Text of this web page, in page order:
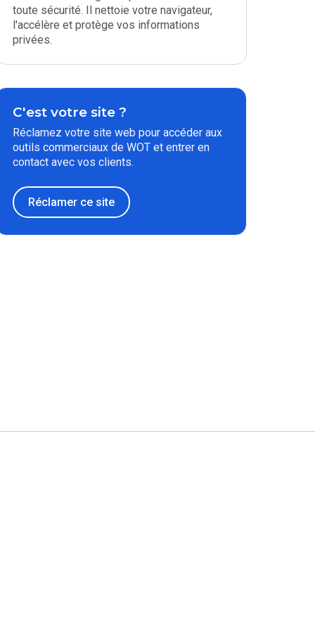
toute sécurité. Il nettoie votre navigateur,
l'accélère et protège vos informations
privées.
C'est votre site ?
Réclamez votre site web pour accéder aux
outils commerciaux de WOT et entrer en
contact avec vos clients.
Réclamer ce site